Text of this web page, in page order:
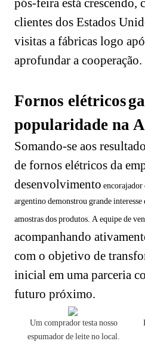
pós-feira está crescendo,
clientes dos Estados
visitas a fábricas logo
aprofundar a cooperação.
Fornos elétricos
popularidade na
Somando-se aos
de fornos elétricos da
desenvolvimento
argentino demonstrou grande
amostras dos produtos. A equipe de
acompanhando
com o objetivo de
inicial em uma parceria
futuro próximo.
Um comprador testa nosso
espumador de leite no local.